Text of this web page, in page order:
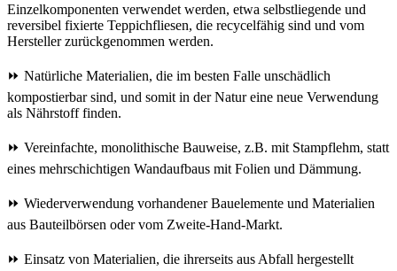
Einzelkomponenten verwendet werden, etwa selbstliegende und
reversibel fixierte Teppichfliesen, die recycelfähig sind und vom
Hersteller zurückgenommen werden.
⏩ Natürliche Materialien, die im besten Falle unschädlich
kompostierbar sind, und somit in der Natur eine neue Verwendung
als Nährstoff finden.
⏩ Vereinfachte, monolithische Bauweise, z.B. mit Stampflehm, statt
eines mehrschichtigen Wandaufbaus mit Folien und Dämmung.
⏩ Wiederverwendung vorhandener Bauelemente und Materialien
aus Bauteilbörsen oder vom Zweite-Hand-Markt.
⏩ Einsatz von Materialien, die ihrerseits aus Abfall hergestellt